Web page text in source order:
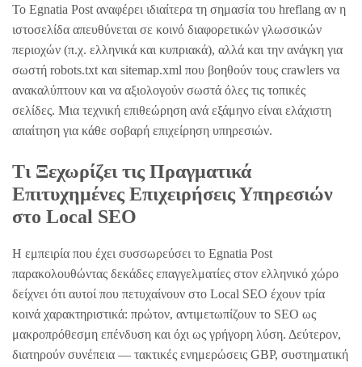
Το Egnatia Post αναφέρει ιδιαίτερα τη σημασία του hreflang αν η
ιστοσελίδα απευθύνεται σε κοινό διαφορετικών γλωσσικών
περιοχών (π.χ. ελληνικά και κυπριακά), αλλά και την ανάγκη για
σωστή robots.txt και sitemap.xml που βοηθούν τους crawlers να
ανακαλύπτουν και να αξιολογούν σωστά όλες τις τοπικές
σελίδες. Μια τεχνική επιθεώρηση ανά εξάμηνο είναι ελάχιστη
απαίτηση για κάθε σοβαρή επιχείρηση υπηρεσιών.
Τι Ξεχωρίζει τις Πραγματικά
Επιτυχημένες Επιχειρήσεις Υπηρεσιών
στο Local SEO
Η εμπειρία που έχει συσσωρεύσει το Egnatia Post
παρακολουθώντας δεκάδες επαγγελματίες στον ελληνικό χώρο
δείχνει ότι αυτοί που πετυχαίνουν στο Local SEO έχουν τρία
κοινά χαρακτηριστικά: πρώτον, αντιμετωπίζουν το SEO ως
μακροπρόθεσμη επένδυση και όχι ως γρήγορη λύση. Δεύτερον,
διατηρούν συνέπεια — τακτικές ενημερώσεις GBP, συστηματική